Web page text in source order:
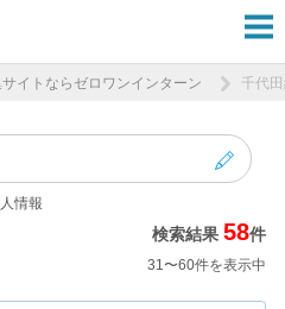
イトならゼロワンインターン 千代
情報
検索結果58件
31〜60件を表示中